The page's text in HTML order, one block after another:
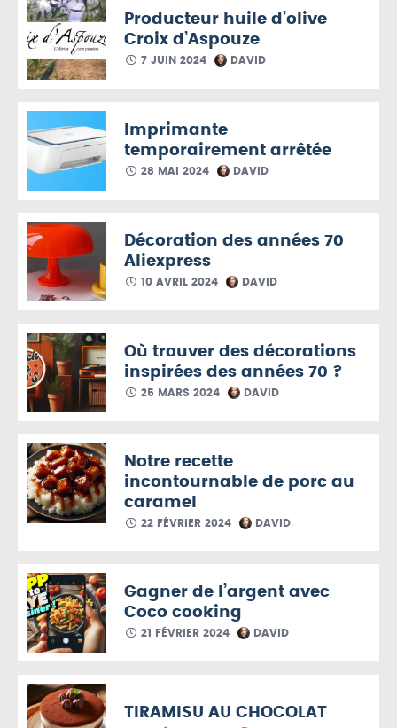
Producteur huile d’olive
Croix d’Aspouze
7 JUIN 2024 DAVID
Imprimante
temporairement arrêtée
28 MAI 2024 DAVID
Décoration des années 70
Aliexpress
10 AVRIL 2024 DAVID
Où trouver des décorations
inspirées des années 70 ?
25 MARS 2024 DAVID
Notre recette
incontournable de porc au
caramel
22 FÉVRIER 2024 DAVID
Gagner de l’argent avec
Coco cooking
21 FÉVRIER 2024 DAVID
TIRAMISU AU CHOCOLAT